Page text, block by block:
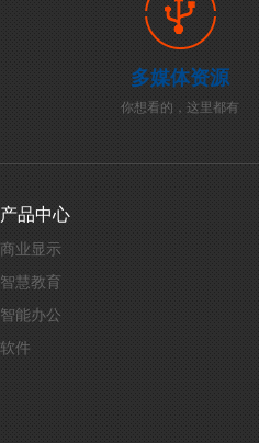
多媒体资源
你想看的，这里都有
产品中心
商业显示
智慧教育
智能办公
软件